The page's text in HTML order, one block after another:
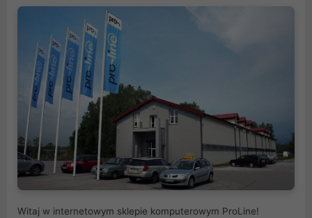
Witaj w internetowym sklepie komputerowym ProLine!